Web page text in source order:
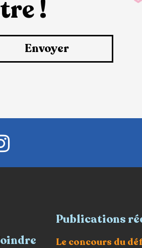
!
Envoyer
Publications
Le concours du